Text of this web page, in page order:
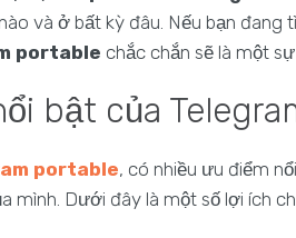
và ở bất kỳ đâu. Nếu bạn đang
portable chắc chắn sẽ là một
bật của
portable, có nhiều ưu điểm
mình. Dưới đây là một số lợi ích